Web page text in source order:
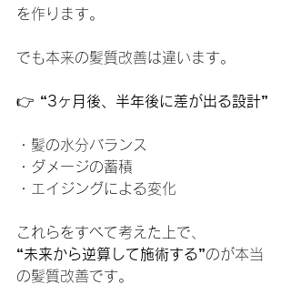
を作ります。
でも本来の髪質改善は違います。
👉 “3ヶ月後、半年後に差が出る設計”
・髪の水分バランス
・ダメージの蓄積
・エイジングによる変化
これらをすべて考えた上で、
“未来から逆算して施術する”のが本当
の髪質改善です。